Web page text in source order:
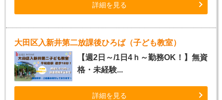
詳細を見る
大田区入新井第二放課後ひろば（子ども教室）
【週2日～/1日4ｈ～勤務OK！】無資
格・未経験...
詳細を見る